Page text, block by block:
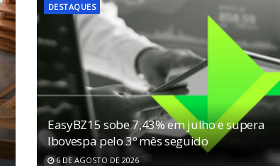
DESTAQUES
EasyBZ15 sobe 7,43% em julho e supera
Ibovespa pelo 3º mês seguido
6 DE AGOSTO DE 2026